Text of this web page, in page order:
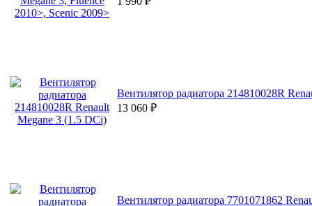
Вентилятор радиатора 214810028R
13 060 ₽
Вентилятор радиатора 7701071862